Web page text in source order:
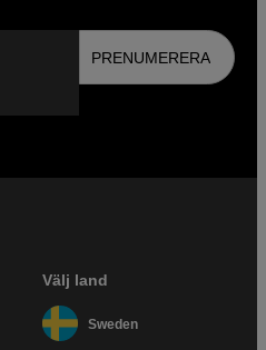
PRENUMERERA
Välj land
Sweden